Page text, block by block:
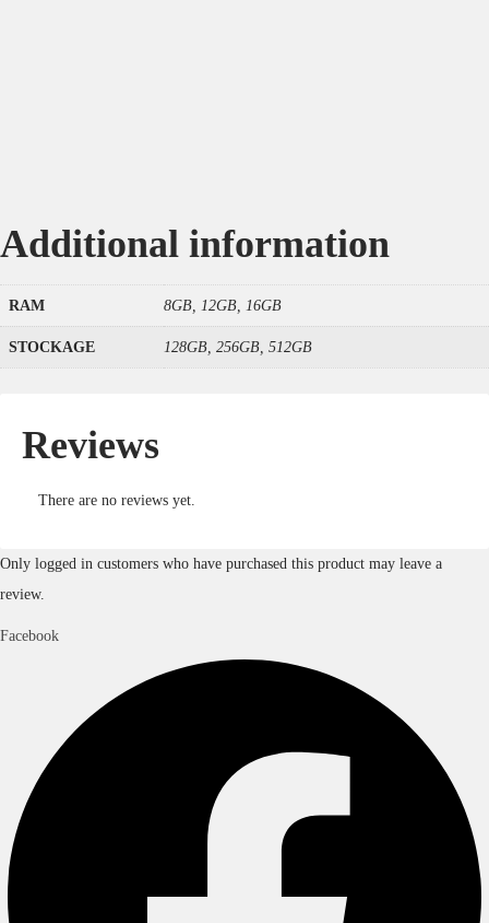
Additional information
RAM 8GB, 12GB, 16GB
STOCKAGE 128GB, 256GB, 512GB
Reviews
There are no reviews yet.
Only logged in customers who have purchased this product may leave a
review.
Facebook